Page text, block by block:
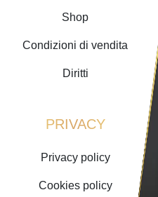
Shop
Condizioni di vendita
Diritti
PRIVACY
Privacy policy
Cookies policy